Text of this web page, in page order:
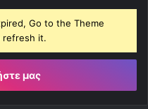
Go to the Theme
refresh it.
μας